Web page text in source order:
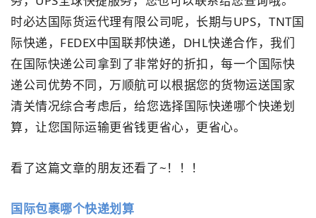
时必达国际货运代理有限公司呢，长期与UPS，TNT国
际快递，FEDEX中国联邦快递，DHL快递合作，我们
在国际快递公司拿到了非常好的折扣，每一个国际快
递公司优势不同，万顺航可以根据您的货物运送国家
清关情况综合考虑后，给您选择国际快递哪个快递划
算，让您国际运输更省钱更省心，更省心。
看了这篇文章的朋友还看了~！！！
国际包裹哪个快递划算